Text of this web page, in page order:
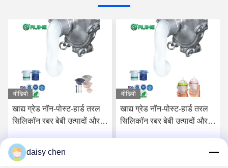
वीडियो
खाद्य ग्रेड नॉन-पोस्ट-हार्ड तरल
सिलिकॉन रबर बेबी उत्पादों और
सर्वोत्तम मूल्य प्राप्त करें
वीडियो
खाद्य ग्रेड नॉन-पोस्ट-हार्ड तरल
सिलिकॉन रबर बेबी उत्पादों और
daisy chen